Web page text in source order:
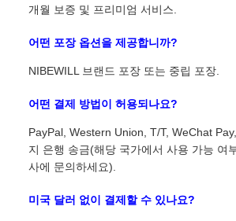
개월 보증 및 프리미엄 서비스.
어떤 포장 옵션을 제공합니까?
NIBEWILL 브랜드 포장 또는 중립 포장.
어떤 결제 방법이 허용되나요?
PayPal, Western Union, T/T, WeChat
지 은행 송금(해당 국가에서 사용 가능 여
사에 문의하세요).
미국 달러 없이 결제할 수 있나요?